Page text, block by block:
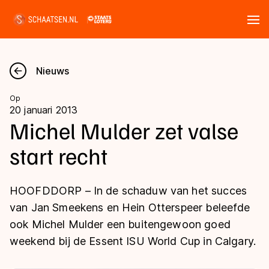
Nieuws
Kalender
Disciplines
Langebaan
Shorttrack
Inlineskaten
Uitslagen
Langebaan
Shorttrack
Tijden & historie
Nieuws
Op
20 januari 2013
Michel Mulder zet valse
start recht
HOOFDDORP – In de schaduw van het succes
van Jan Smeekens en Hein Otterspeer beleefde
ook Michel Mulder een buitengewoon goed
weekend bij de Essent ISU World Cup in Calgary.